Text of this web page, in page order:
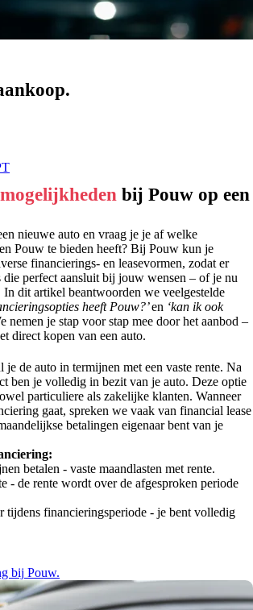
bij Pouw op een
nieuwe auto en vraag je je af welke
Pouw te bieden heeft? Bij Pouw kun je
financierings- en leasevormen, zodat er
die perfect aansluit bij jouw wensen – of je nu
dit artikel beantwoorden we veelgestelde
heeft Pouw?’en ‘kan ik ook
nemen je stap voor stap mee door het aanbod –
direct kopen van een auto.
de auto in termijnen met een vaste rente. Na
ben je volledig in bezit van je auto. Deze optie
particuliere als zakelijke klanten. Wanneer
gaat, spreken we vaak van financial lease
betalingen eigenaar bent van je
betalen - vaste maandlasten met rente.
- de rente wordt over de afgesproken periode
tijdens financieringsperiode - je bent volledig
bij Pouw.